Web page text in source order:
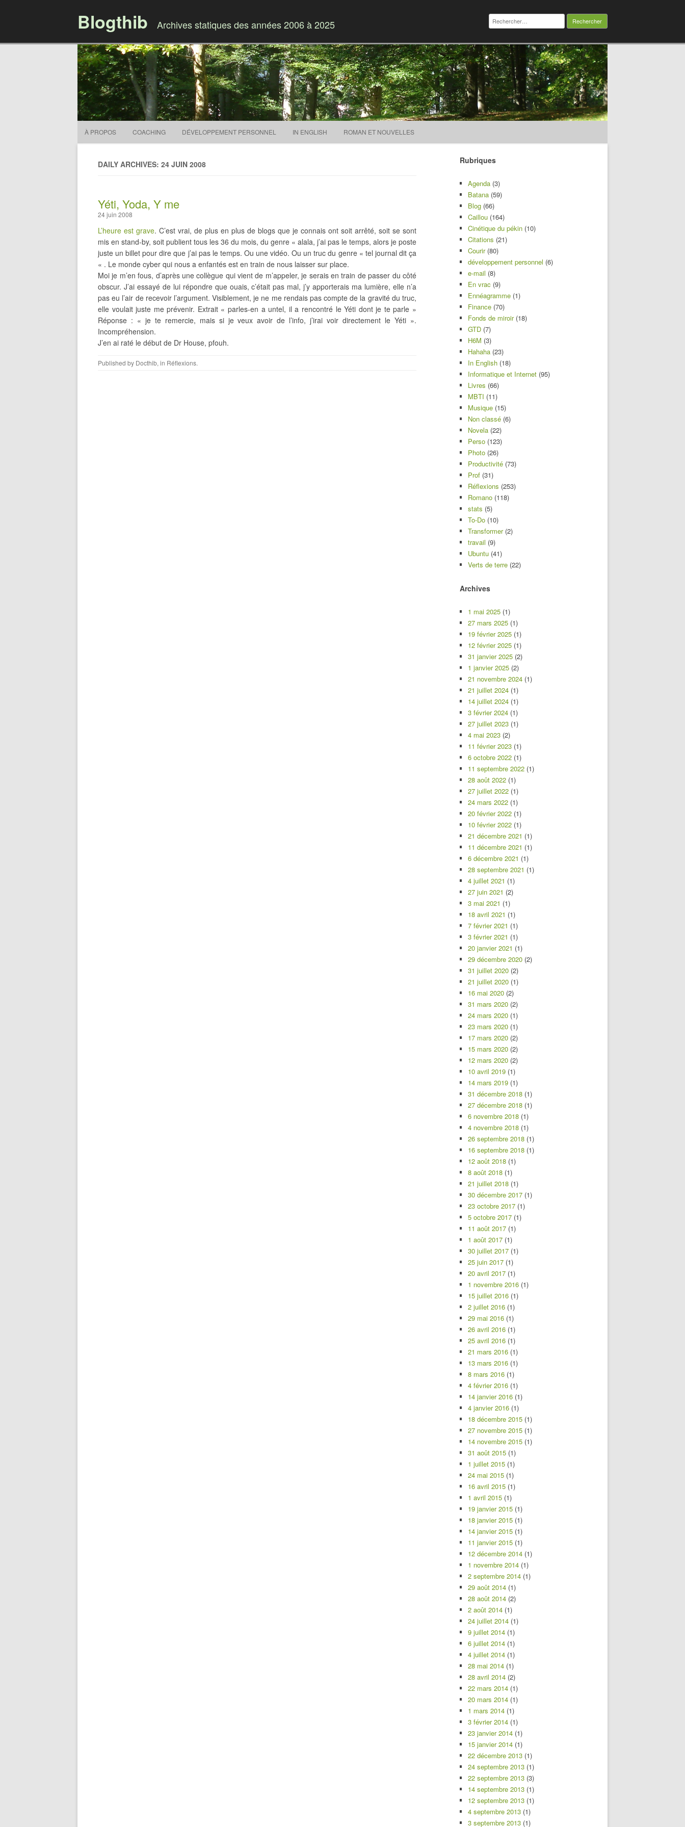
Blogthib Archives statiques des années 2006 à 2025
Rechercher :
À PROPOS COACHING DÉVELOPPEMENT PERSONNEL IN ENGLISH ROMAN ET NOUVELLES
DAILY ARCHIVES: 24 JUIN 2008
Yéti, Yoda, Y me
24 juin 2008
L’heure est grave. C’est vrai, de plus en plus de blogs que je connais ont soit arrêté, soit se sont
mis en stand-by, soit publient tous les 36 du mois, du genre « alala, j’ai pas le temps, alors je poste
juste un billet pour dire que j’ai pas le temps. Ou une vidéo. Ou un truc du genre « tel journal dit ça
« . Le monde cyber qui nous a enfantés est en train de nous laisser sur place.
Moi je m’en fous, d’après une collègue qui vient de m’appeler, je serais en train de passer du côté
obscur. J’ai essayé de lui répondre que ouais, c’était pas mal, j’y apporterais ma lumière, elle n’a
pas eu l’air de recevoir l’argument. Visiblement, je ne me rendais pas compte de la gravité du truc,
elle voulait juste me prévenir. Extrait « parles-en a untel, il a rencontré le Yéti dont je te parle »
Réponse : « je te remercie, mais si je veux avoir de l’info, j’irai voir directement le Yéti ».
Incompréhension.
J’en ai raté le début de Dr House, pfouh.
Published by Docthib, in Réflexions.
Rubriques
Agenda (3)
Batana (59)
Blog (66)
Caillou (164)
Cinétique du pékin (10)
Citations (21)
Courir(80)
développement personnel (6)
e-mail (8)
En vrac (9)
Ennéagramme (1)
Finance (70)
Fonds de miroir(18)
GTD (7)
H6M (3)
Hahaha (23)
In English (18)
Informatique et Internet (95)
Livres (66)
MBTI (11)
Musique (15)
Non classé (6)
Novela (22)
Perso (123)
Photo (26)
Productivité (73)
Prof (31)
Réflexions (253)
Romano (118)
stats (5)
To-Do (10)
Transformer(2)
travail (9)
Ubuntu (41)
Verts de terre (22)
Archives
1 mai 2025 (1)
27 mars 2025 (1)
19 février 2025 (1)
12 février 2025 (1)
31 janvier 2025 (2)
1 janvier 2025 (2)
21 novembre 2024 (1)
21 juillet 2024 (1)
14 juillet 2024 (1)
3 février 2024 (1)
27 juillet 2023 (1)
4 mai 2023 (2)
11 février 2023 (1)
6 octobre 2022 (1)
11 septembre 2022 (1)
28 août 2022 (1)
27 juillet 2022 (1)
24 mars 2022 (1)
20 février 2022 (1)
10 février 2022 (1)
21 décembre 2021 (1)
11 décembre 2021 (1)
6 décembre 2021 (1)
28 septembre 2021 (1)
4 juillet 2021 (1)
27 juin 2021 (2)
3 mai 2021 (1)
18 avril 2021 (1)
7 février 2021 (1)
3 février 2021 (1)
20 janvier 2021 (1)
29 décembre 2020 (2)
31 juillet 2020 (2)
21 juillet 2020 (1)
16 mai 2020 (2)
31 mars 2020 (2)
24 mars 2020 (1)
23 mars 2020 (1)
17 mars 2020 (2)
15 mars 2020 (2)
12 mars 2020 (2)
10 avril 2019 (1)
14 mars 2019 (1)
31 décembre 2018 (1)
27 décembre 2018 (1)
6 novembre 2018 (1)
4 novembre 2018 (1)
26 septembre 2018 (1)
16 septembre 2018 (1)
12 août 2018 (1)
8 août 2018 (1)
21 juillet 2018 (1)
30 décembre 2017 (1)
23 octobre 2017 (1)
5 octobre 2017 (1)
11 août 2017 (1)
1 août 2017 (1)
30 juillet 2017 (1)
25 juin 2017 (1)
20 avril 2017 (1)
1 novembre 2016 (1)
15 juillet 2016 (1)
2 juillet 2016 (1)
29 mai 2016 (1)
26 avril 2016 (1)
25 avril 2016 (1)
21 mars 2016 (1)
13 mars 2016 (1)
8 mars 2016 (1)
4 février 2016 (1)
14 janvier 2016 (1)
4 janvier 2016 (1)
18 décembre 2015 (1)
27 novembre 2015 (1)
14 novembre 2015 (1)
31 août 2015 (1)
1 juillet 2015 (1)
24 mai 2015 (1)
16 avril 2015 (1)
1 avril 2015 (1)
19 janvier 2015 (1)
18 janvier 2015 (1)
14 janvier 2015 (1)
11 janvier 2015 (1)
12 décembre 2014 (1)
1 novembre 2014 (1)
2 septembre 2014 (1)
29 août 2014 (1)
28 août 2014 (2)
2 août 2014 (1)
24 juillet 2014 (1)
9 juillet 2014 (1)
6 juillet 2014 (1)
4 juillet 2014 (1)
28 mai 2014 (1)
28 avril 2014 (2)
22 mars 2014 (1)
20 mars 2014 (1)
1 mars 2014 (1)
3 février 2014 (1)
23 janvier 2014 (1)
15 janvier 2014 (1)
22 décembre 2013 (1)
24 septembre 2013 (1)
22 septembre 2013 (3)
14 septembre 2013 (1)
12 septembre 2013 (1)
4 septembre 2013 (1)
3 septembre 2013 (1)